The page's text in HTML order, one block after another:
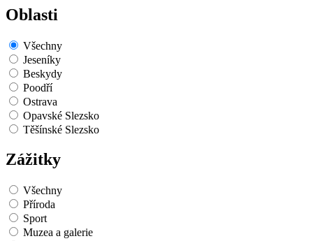
Oblasti
Všechny
Jeseníky
Beskydy
Poodří
Ostrava
Opavské Slezsko
Těšínské Slezsko
Zážitky
Všechny
Příroda
Sport
Muzea a galerie